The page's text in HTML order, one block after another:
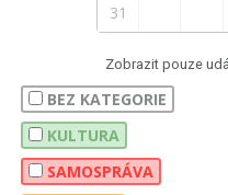
31
Zobrazit pouze
BEZ KATEGORIE
KULTURA
SAMOSPRÁVA